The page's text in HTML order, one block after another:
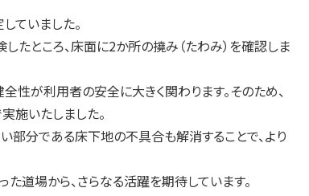
ていました。
たところ、床面に2か所の撓み（たわみ）を確認しま
が利用者の安全に大きく関わります。そのため、
施いたしました。
部分である床下地の不具合も解消することで、より
道場から、さらなる活躍を期待しています。